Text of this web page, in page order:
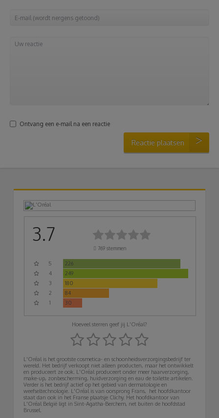
Thuis
Elektronica
Korting
Ontvang een e-mail na een reactie
Reactie plaatsen
3.7
769 stemmen
5
226
4
249
3
180
2
84
1
30
Hoeveel sterren geef jij L'Oréal?
L'Oréal is het grootste cosmetica- en schoonheidsverzorgingsbedrijf ter
wereld. Het bedrijf verkoopt niet alleen producten, maar het ontwikkelt
en produceert ze ook. L'Oréal produceert onder meer haarverzorging,
make-up, zonbescherming, huidverzorging en eau de toilette artikelen.
Verder is het bedrijf actief op het gebied van dermatologie en
weefseltechnologie. L'Oréal is van oorsprong Frans, het hoofdkantoor
staat dan ook in het Franse plaatsje Clichy. Het hoofdkantoor van
L'Oréal België ligt in Sint-Agatha-Berchem, net buiten de hoofdstad
Brussel.